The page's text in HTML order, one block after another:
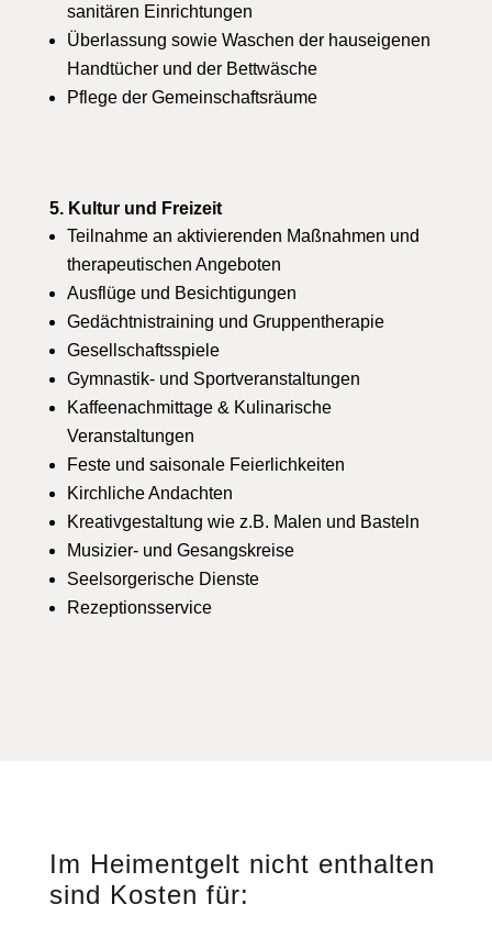
sanitären Einrichtungen
Überlassung sowie Waschen der hauseigenen
Handtücher und der Bettwäsche
Pflege der Gemeinschaftsräume
5. Kultur und Freizeit
Teilnahme an aktivierenden Maßnahmen und
therapeutischen Angeboten
Ausflüge und Besichtigungen
Gedächtnistraining und Gruppentherapie
Gesellschaftsspiele
Gymnastik- und Sportveranstaltungen
Kaffeenachmittage & Kulinarische
Veranstaltungen
Feste und saisonale Feierlichkeiten
Kirchliche Andachten
Kreativgestaltung wie z.B. Malen und Basteln
Musizier- und Gesangskreise
Seelsorgerische Dienste
Rezeptionsservice
Im Heimentgelt nicht enthalten
sind Kosten für: